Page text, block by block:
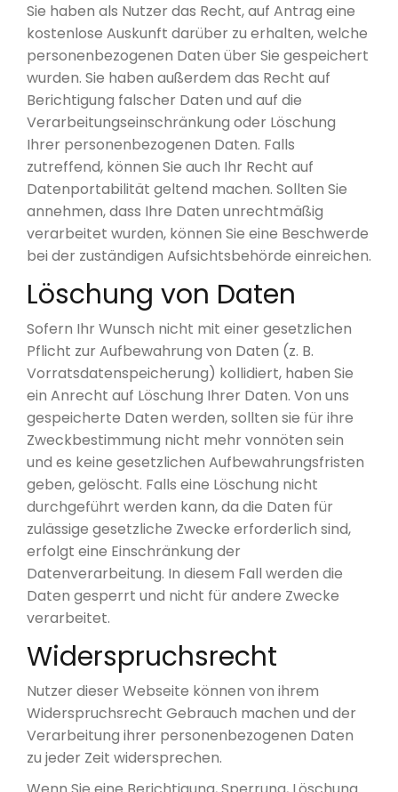
Sie haben als Nutzer das Recht, auf Antrag eine
kostenlose Auskunft darüber zu erhalten, welche
personenbezogenen Daten über Sie gespeichert
wurden. Sie haben außerdem das Recht auf
Berichtigung falscher Daten und auf die
Verarbeitungseinschränkung oder Löschung
Ihrer personenbezogenen Daten. Falls
zutreffend, können Sie auch Ihr Recht auf
Datenportabilität geltend machen. Sollten Sie
annehmen, dass Ihre Daten unrechtmäßig
verarbeitet wurden, können Sie eine Beschwerde
bei der zuständigen Aufsichtsbehörde einreichen.
Löschung von Daten
Sofern Ihr Wunsch nicht mit einer gesetzlichen
Pflicht zur Aufbewahrung von Daten (z. B.
Vorratsdatenspeicherung) kollidiert, haben Sie
ein Anrecht auf Löschung Ihrer Daten. Von uns
gespeicherte Daten werden, sollten sie für ihre
Zweckbestimmung nicht mehr vonnöten sein
und es keine gesetzlichen Aufbewahrungsfristen
geben, gelöscht. Falls eine Löschung nicht
durchgeführt werden kann, da die Daten für
zulässige gesetzliche Zwecke erforderlich sind,
erfolgt eine Einschränkung der
Datenverarbeitung. In diesem Fall werden die
Daten gesperrt und nicht für andere Zwecke
verarbeitet.
Widerspruchsrecht
Nutzer dieser Webseite können von ihrem
Widerspruchsrecht Gebrauch machen und der
Verarbeitung ihrer personenbezogenen Daten
zu jeder Zeit widersprechen.